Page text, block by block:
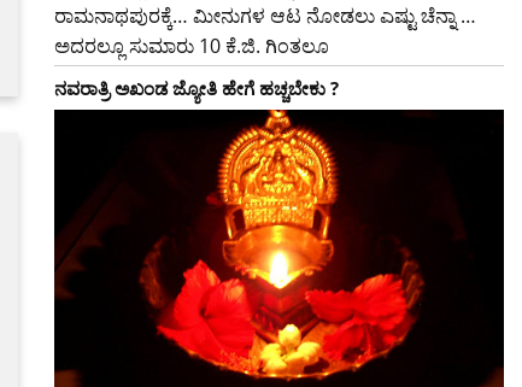
ರಾಮನಾಥಪುರಕ್ಕೆ… ಮೀನುಗಳ ಆಟ ನೋಡಲು ಎಷ್ಟು ಚೆನ್ನಾ …
ಅದರಲ್ಲೂ ಸುಮಾರು 10 ಕೆ.ಜಿ. ಗಿಂತಲೂ
ನವರಾತ್ರಿ ಅಖಂಡ ಜ್ಯೋತಿ ಹೇಗೆ ಹಚ್ಚಬೇಕು ?